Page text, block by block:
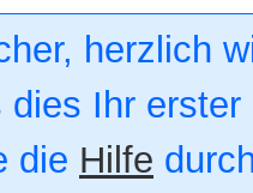
herzlich
dies Ihr
die Hilfe